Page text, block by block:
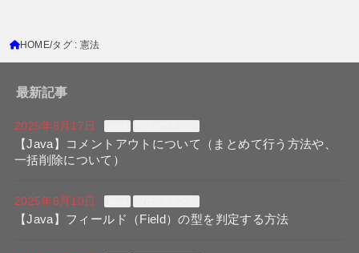
HOME タグ : 憲法
最新記事
2025年8月17日
【Java】コメントアウトについて（まとめて行う方法や、
一括削除について）
2025年6月10日
【Java】フィールド（Field）の型を判定する方法